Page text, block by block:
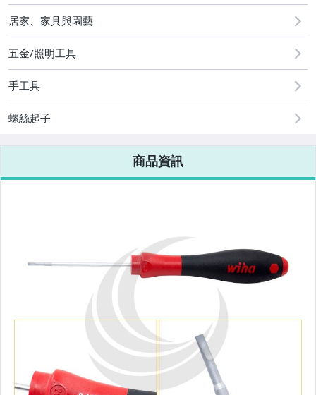
手機、配件與通訊
居家、家具與園藝
家電與影音視聽
居家、家具與園藝
五金/照明工具
手工具
螺絲起子
商品資訊